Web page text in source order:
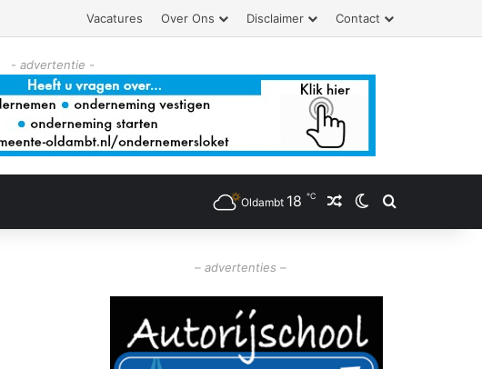
Vacatures Over Ons Disclaimer Contact
- advertentie -
Oldambt 18 ℃ Willekeurig artikel
Switch skin
Zoeken
– advertenties –